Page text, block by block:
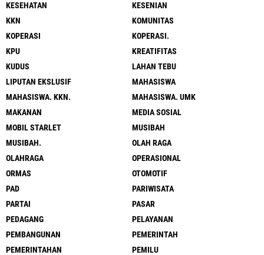
KESEHATAN
KESENIAN
KKN
KOMUNITAS
KOPERASI
KOPERASI.
KPU
KREATIFITAS
KUDUS
LAHAN TEBU
LIPUTAN EKSLUSIF
MAHASISWA
MAHASISWA. KKN.
MAHASISWA. UMK
MAKANAN
MEDIA SOSIAL
MOBIL STARLET
MUSIBAH
MUSIBAH.
OLAH RAGA
OLAHRAGA
OPERASIONAL
ORMAS
OTOMOTIF
PAD
PARIWISATA
PARTAI
PASAR
PEDAGANG
PELAYANAN
PEMBANGUNAN
PEMERINTAH
PEMERINTAHAN
PEMILU